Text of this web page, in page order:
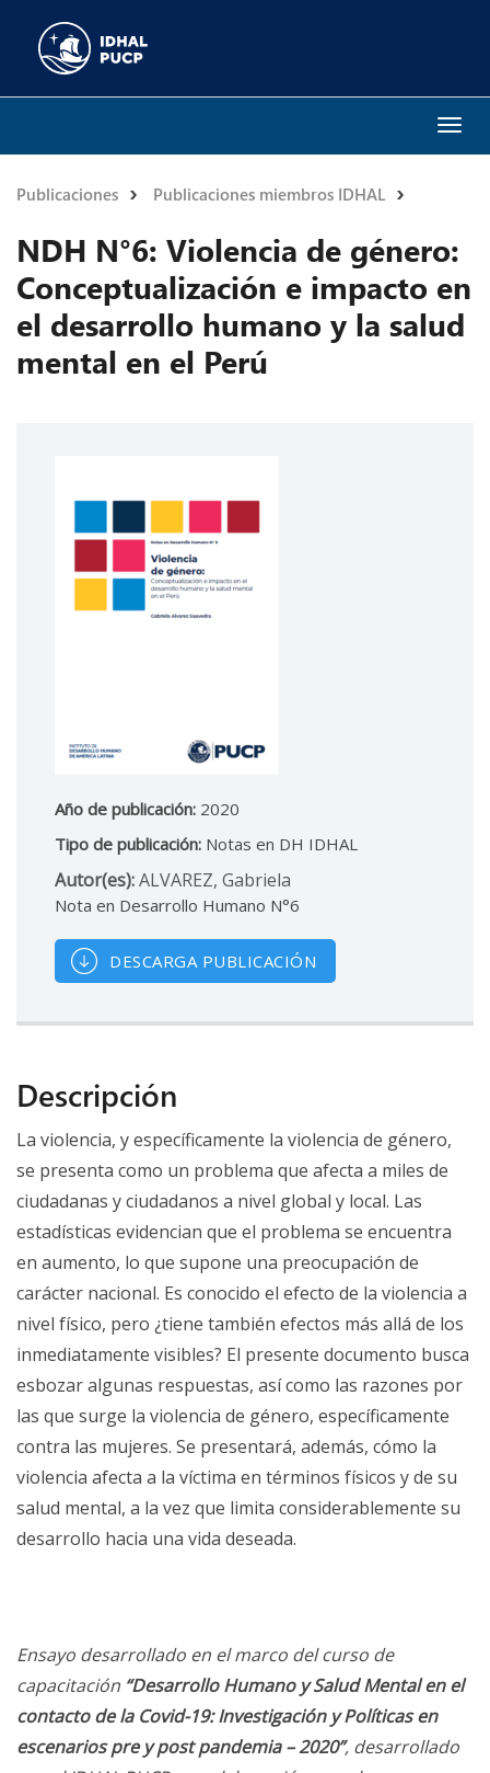
Publicaciones Publicaciones miembros IDHAL
NDH N°6: Violencia de género:
Conceptualización e impacto en
el desarrollo humano y la salud
mental en el Perú
Año de publicación: 2020
Tipo de publicación: Notas en DH IDHAL
Autor(es):ALVAREZ, Gabriela
Nota en Desarrollo Humano N°6
DESCARGA PUBLICACIÓN
Descripción
La violencia, y específicamente la violencia de género,
se presenta como un problema que afecta a miles de
ciudadanas y ciudadanos a nivel global y local. Las
estadísticas evidencian que el problema se encuentra
en aumento, lo que supone una preocupación de
carácter nacional. Es conocido el efecto de la violencia a
nivel físico, pero ¿tiene también efectos más allá de los
inmediatamente visibles? El presente documento busca
esbozar algunas respuestas, así como las razones por
las que surge la violencia de género, específicamente
contra las mujeres. Se presentará, además, cómo la
violencia afecta a la víctima en términos físicos y de su
salud mental, a la vez que limita considerablemente su
desarrollo hacia una vida deseada.
Ensayo desarrollado en el marco del curso de
capacitación “Desarrollo Humano y Salud Mental en el
contacto de la Covid-19: Investigación y Políticas en
escenarios pre y post pandemia – 2020”, desarrollado